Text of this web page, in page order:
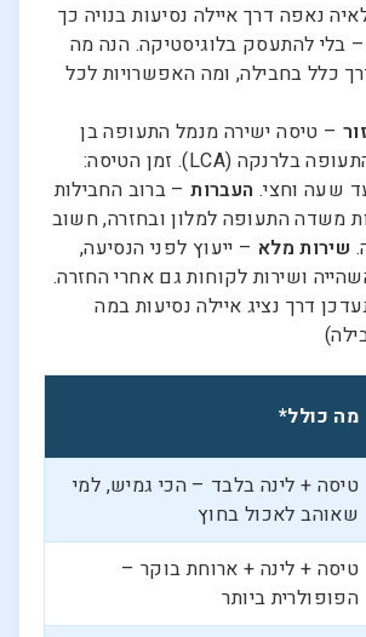
נאפה דרך איילה נסיעות בנויה כך
בלי להתעסק בלוגיסטיקה. הנה מה
כלל בחבילה, ומה האפשרויות לכל
– טיסה ישירה מנמל התעופה בן
גוריון לשדה התעופה בלרנקה (LCA). זמן הטיסה:
שעה וחצי. העברות– ברוב החבילות
משדה התעופה למלון ובחזרה, חשוב
שירות מלא – ייעוץ לפני הנסיעה,
ושירות לקוחות גם אחרי החזרה.
דרך נציג איילה נסיעות במה
מה כולל*
טיסה + לינה בלבד – הכי גמיש, למי
שאוהב לאכול בחוץ
טיסה + לינה + ארוחת בוקר –
הפופולרית ביותר